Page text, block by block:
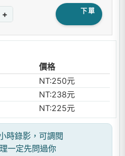
+ 下單
價格
NT:250元
NT:238元
NT:225元
時錄影，可調閱
一定先問過你